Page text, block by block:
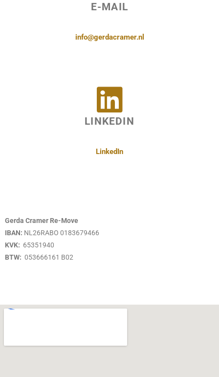
E-MAIL
info@gerdacramer.nl
LINKEDIN
LinkedIn
Gerda Cramer Re-Move
IBAN: NL26RABO 0183679466
KVK: 65351940
BTW: 053666161 B02